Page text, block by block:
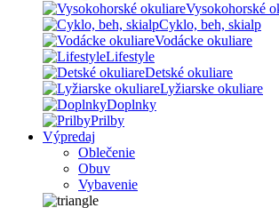
Vysokohorské
Cyklo, beh, skialp
Vodácke okuliare
Lifestyle
Detské okuliare
Lyžiarske okuliare
Doplnky
Prilby
Výpredaj
Oblečenie
Obuv
Vybavenie